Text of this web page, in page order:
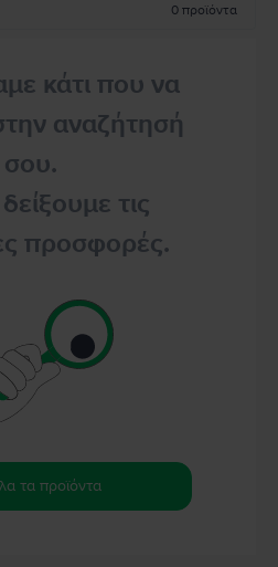
0 προϊόντα
κάτι που να
αναζήτησή
σου.
τις
προσφορές.
τα προϊόντα